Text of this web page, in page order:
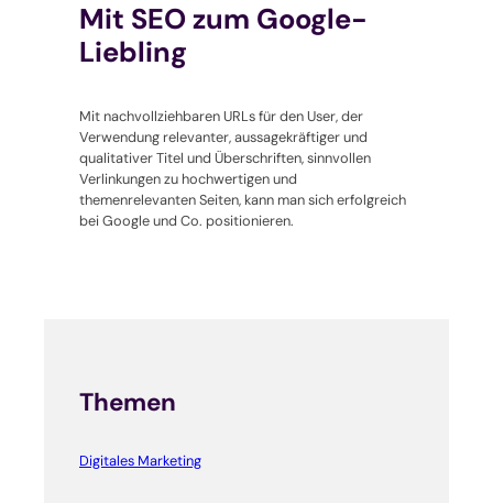
Mit SEO zum Google-
Liebling
Mit nachvollziehbaren URLs für den User, der
Verwendung relevanter, aussagekräftiger und
qualitativer Titel und Überschriften, sinnvollen
Verlinkungen zu hochwertigen und
themenrelevanten Seiten, kann man sich erfolgreich
bei Google und Co. positionieren.
Themen
Digitales Marketing